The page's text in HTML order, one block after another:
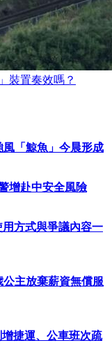
裝置奏效嗎？
「鯨魚」今晨形成
增赴中安全風險
方式與爭議內容一
主放棄薪資無償服
捷運、公車班次疏